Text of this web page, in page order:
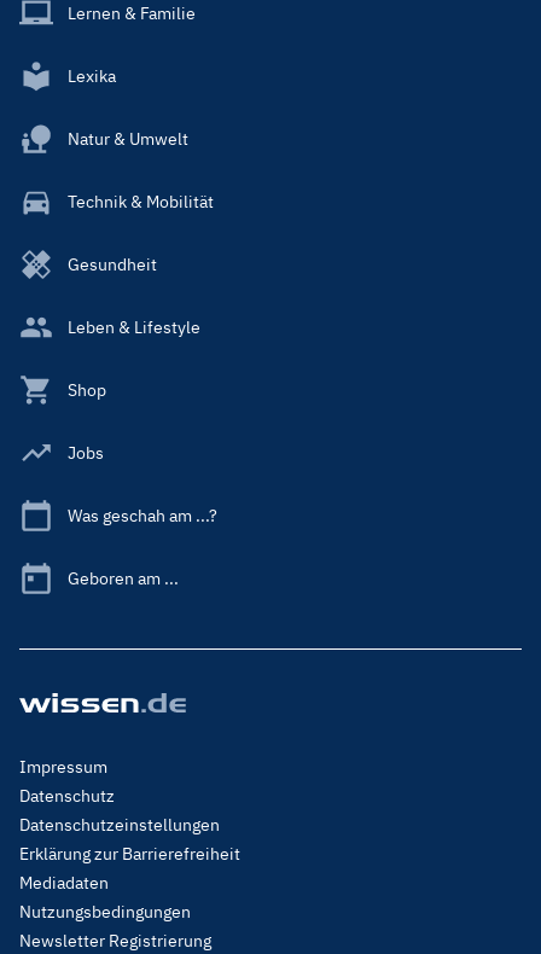
Lernen & Familie
Lexika
Natur & Umwelt
Technik & Mobilität
Gesundheit
Leben & Lifestyle
Shop
Jobs
Was geschah am ...?
Geboren am ...
Footer
Menu
Legal
Impressum
Datenschutz
Datenschutzeinstellungen
Erklärung zur Barrierefreiheit
Mediadaten
Nutzungsbedingungen
Newsletter Registrierung